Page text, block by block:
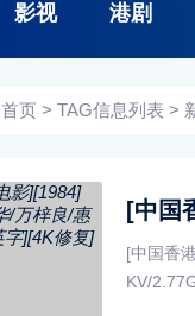
影视 港剧
首页 > TAG信息列表 >
[中国香
KV/